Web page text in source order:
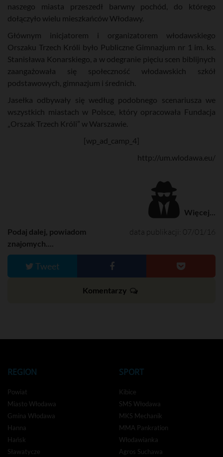
naszego miasta przeszedł barwny pochód, do którego
dołączyło wielu mieszkańców Włodawy.
Głównym inicjatorem i organizatorem włodawskiego
Orszaku Trzech Króli było Publiczne Gimnazjum nr 1 im. ks.
Stanisława Konarskiego, a w odegranie pięciu scen biblijnych
zaangażowała się społeczność włodawskich szkół
podstawowych, gimnazjum i średnich.
Jasełka odbywały się według podobnego scenariusza we
wszystkich miastach w Polsce, który opracowała Fundacja
„Orszak Trzech Króli” w Warszawie.
[wp_ad_camp_4]
http://um.wlodawa.eu/
Więcej...
data publikacji: 07/01/16
Podaj dalej, powiadom
znajomych....
Tweet
Komentarzy
REGION
Powiat
Miasto Włodawa
Gmina Włodawa
Hanna
Hańsk
Sławatycze
SPORT
Kibice
SMS Włodawa
MKS Mechanik
MMA Pankration
Włodawianka
Agros Suchawa